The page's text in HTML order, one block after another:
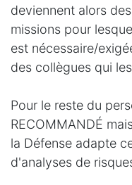
deviennent alors
missions pour
est nécessaire/
des collègues qui
Pour le reste du
RECOMMANDÉ
la Défense adapte
d'analyses de